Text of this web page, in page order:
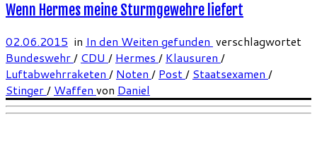
Wenn Hermes meine Sturmgewehre liefert
02.06.2015 in In den Weiten gefunden verschlagwortet
Bundeswehr / CDU / Hermes / Klausuren /
Luftabwehrraketen / Noten / Post / Staatsexamen /
Stinger / Waffen von Daniel